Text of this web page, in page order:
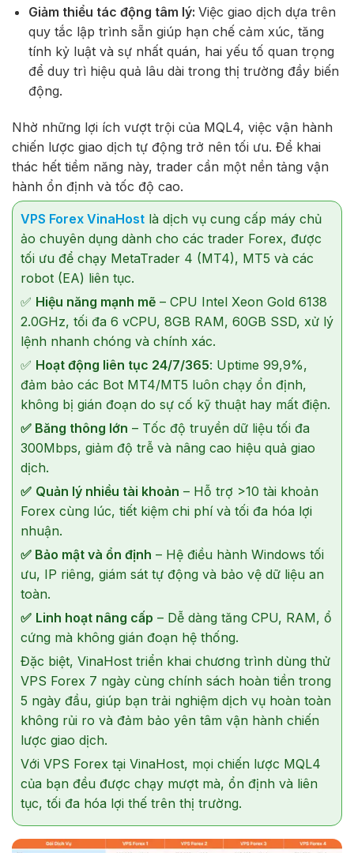
Giảm thiểu tác động tâm lý: Việc giao dịch dựa trên
quy tắc lập trình sẵn giúp hạn chế cảm xúc, tăng
tính kỷ luật và sự nhất quán, hai yếu tố quan trọng
để duy trì hiệu quả lâu dài trong thị trường đầy biến
động.
Nhờ những lợi ích vượt trội của MQL4, việc vận hành
chiến lược giao dịch tự động trở nên tối ưu. Để khai
thác hết tiềm năng này, trader cần một nền tảng vận
hành ổn định và tốc độ cao.
VPS Forex VinaHost là dịch vụ cung cấp máy chủ
ảo chuyên dụng dành cho các trader Forex, được
tối ưu để chạy MetaTrader 4 (MT4), MT5 và các
robot (EA) liên tục.
✅ Hiệu năng mạnh mẽ – CPU Intel Xeon Gold 6138
2.0GHz, tối đa 6 vCPU, 8GB RAM, 60GB SSD, xử lý
lệnh nhanh chóng và chính xác.
✅ Hoạt động liên tục 24/7/365: Uptime 99,9%,
đảm bảo các Bot MT4/MT5 luôn chạy ổn định,
không bị gián đoạn do sự cố kỹ thuật hay mất điện.
✅ Băng thông lớn – Tốc độ truyền dữ liệu tối đa
300Mbps, giảm độ trễ và nâng cao hiệu quả giao
dịch.
✅ Quản lý nhiều tài khoản – Hỗ trợ >10 tài khoản
Forex cùng lúc, tiết kiệm chi phí và tối đa hóa lợi
nhuận.
✅ Bảo mật và ổn định – Hệ điều hành Windows tối
ưu, IP riêng, giám sát tự động và bảo vệ dữ liệu an
toàn.
✅ Linh hoạt nâng cấp – Dễ dàng tăng CPU, RAM, ổ
cứng mà không gián đoạn hệ thống.
Đặc biệt, VinaHost triển khai chương trình dùng thử
VPS Forex 7 ngày cùng chính sách hoàn tiền trong
5 ngày đầu, giúp bạn trải nghiệm dịch vụ hoàn toàn
không rủi ro và đảm bảo yên tâm vận hành chiến
lược giao dịch.
Với VPS Forex tại VinaHost, mọi chiến lược MQL4
của bạn đều được chạy mượt mà, ổn định và liên
tục, tối đa hóa lợi thế trên thị trường.